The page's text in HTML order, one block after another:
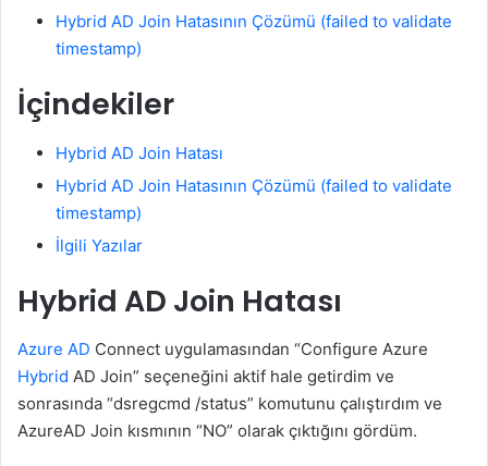
Hybrid AD Join Hatasının Çözümü (failed to validate
timestamp)
İçindekiler
Hybrid AD Join Hatası
Hybrid AD Join Hatasının Çözümü (failed to validate
timestamp)
İlgili Yazılar
Hybrid AD Join Hatası
Azure AD Connect uygulamasından “Configure Azure
Hybrid AD Join” seçeneğini aktif hale getirdim ve
sonrasında “dsregcmd /status” komutunu çalıştırdım ve
AzureAD Join kısmının “NO” olarak çıktığını gördüm.